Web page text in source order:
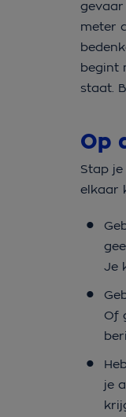
gevaar
meter
begint
staat.
Op
Stap
elkaar
Je
Of
je